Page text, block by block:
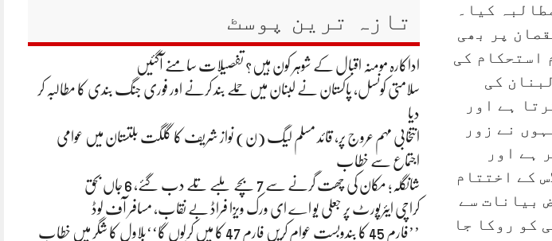
کیا۔
پر بھی
استحکام کی
کی
ہے اور
نے زور
ناگزیر ہے اور
کے اختتام
بیانات سے
کو روکا جا
تازہ ترین پوسٹ
اداکارہ مومنہ اقبال کے شوہر کون ہیں؟ تفصیلات سامنے آگئیں
سلامتی کونسل، پاکستان نے لبنان میں حملے بند کرنے اور فوری جنگ بندی کا مطالبہ کر
دیا
انتخابی مہم عروج پر، قائد مسلم لیگ (ن) نواز شریف کا گلگت بلتستان میں عوامی
اجتماع سے خطاب
شانگلہ؛ مکان کی چھت گرنے سے 7 بچے ملبے تلے دب گئے، 6 جاں بحق
کراچی ایئرپورٹ پر جعلی یو اے ای ورک ویزا فراڈ بے نقاب، مسافر آف لوڈ
’’فارم 45 کا بندوبست عوام کریں فارم 47 کا میں کرلوں گا‘‘بلاول کا شگر میں خطاب